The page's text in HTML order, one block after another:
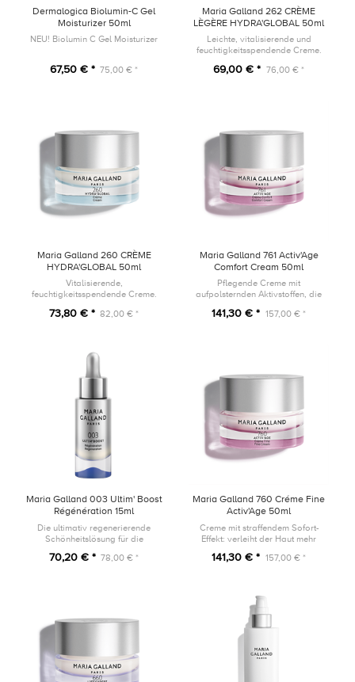
Dermalogica Biolumin-C Gel
Moisturizer 50ml
NEU! Biolumin C Gel Moisturizer
67,50 € * 75,00 € *
Maria Galland 262 CRÈME
LÈGÈRE HYDRA'GLOBAL 50ml
Leichte, vitalisierende und
feuchtigkeitsspendende Creme.
des Produkts 96A Crème Hydra
69,00 € * 76,00 € *
Maria Galland 260 CRÈME
HYDRA'GLOBAL 50ml
Vitalisierende,
feuchtigkeitsspendende Creme.
des Produkts 96 Crème
73,80 € * 82,00 € *
Maria Galland 761 Activ'Age
Comfort Cream 50ml
Pflegende Creme mit
aufpolsternden Aktivstoffen, die
Haut aktiviert.
141,30 € * 157,00 € *
Maria Galland 003 Ultim' Boost
Régénération 15ml
Die ultimativ regenerierende
Schönheitslösung für die
modernen Lifestyle.
70,20 € * 78,00 € *
Maria Galland 760 Créme Fine
Activ'Age 50ml
Creme mit straffendem Sofort-
Effekt: verleiht der Haut mehr
Dichte.
141,30 € * 157,00 € *